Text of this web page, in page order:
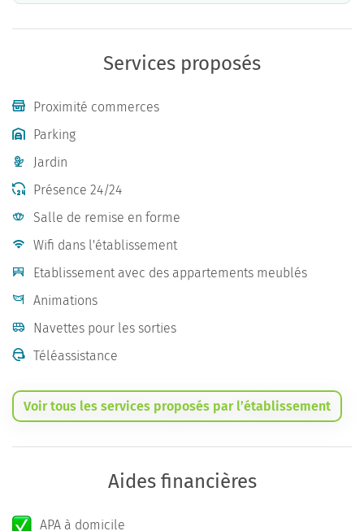
Services proposés
Proximité commerces
Parking
Jardin
Présence 24/24
Salle de remise en forme
Wifi dans l'établissement
Etablissement avec des appartements meublés
Animations
Navettes pour les sorties
Téléassistance
Voir tous les services proposés par l’établissement
Aides financières
APA à domicile